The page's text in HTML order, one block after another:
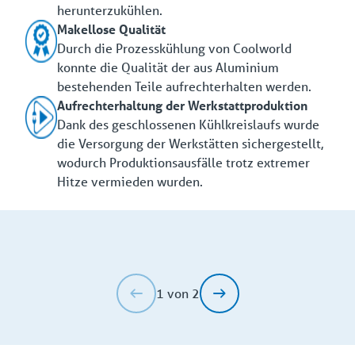
herunterzukühlen.
Makellose Qualität
Durch die Prozesskühlung von Coolworld
konnte die Qualität der aus Aluminium
bestehenden Teile aufrechterhalten werden.
Aufrechterhaltung der Werkstattproduktion
Dank des geschlossenen Kühlkreislaufs wurde
die Versorgung der Werkstätten sichergestellt,
wodurch Produktionsausfälle trotz extremer
Hitze vermieden wurden.
1 von 2